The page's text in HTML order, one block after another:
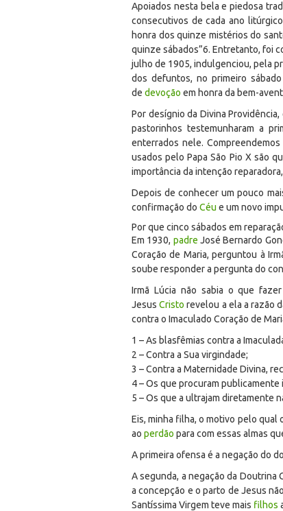
Apoiados nesta bela e piedosa
consecutivos de cada ano
honra dos quinze mistérios do
quinze sábados”6. Entretanto, foi
julho de 1905, indulgenciou, pela
dos defuntos, no primeiro
de devoção em honra da bem-
Por desígnio da Divina
pastorinhos testemunharam a
enterrados nele.
usados pelo Papa São Pio X são
importância da intenção
Depois de conhecer um pouco
confirmação do Céu e um novo
Por que cinco sábados em
Em 1930, padre José Bernardo
Coração de Maria, perguntou à
soube responder a pergunta do
Irmã Lúcia não sabia o que
JesusCristo revelou a ela a razão
contra o Imaculado Coração de
1 – As blasfêmias contra a
2 – Contra a Sua virgindade;
3 – Contra a Maternidade Divina,
4 – Os que procuram
5 – Os que a ultrajam diretamente
Eis, minha filha, o motivo pelo qual
ao perdão para com essas almas
A primeira ofensa é a negação do
A segunda, a negação da Doutrina
a concepção e o parto de Jesus
Santíssima Virgem teve mais filhos